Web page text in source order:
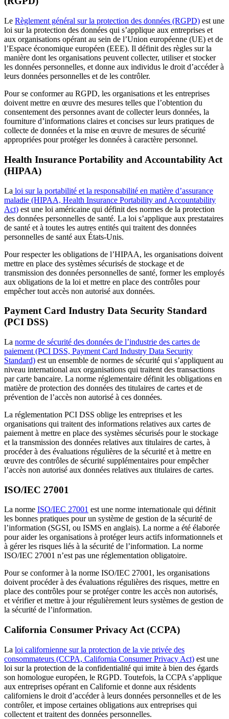
Le Règlement général sur la protection des données (RGPD) est une
loi sur la protection des données qui s’applique aux entreprises et
aux organisations opérant au sein de l’Union européenne (UE) et de
l’Espace économique européen (EEE). Il définit des règles sur la
manière dont les organisations peuvent collecter, utiliser et stocker
les données personnelles, et donne aux individus le droit d’accéder à
leurs données personnelles et de les contrôler.
Pour se conformer au RGPD, les organisations et les entreprises
doivent mettre en œuvre des mesures telles que l’obtention du
consentement des personnes avant de collecter leurs données, la
fourniture d’informations claires et concises sur leurs pratiques de
collecte de données et la mise en œuvre de mesures de sécurité
appropriées pour protéger les données à caractère personnel.
Health Insurance Portability and Accountability Act
(HIPAA)
La loi sur la portabilité et la responsabilité en matière d’assurance
maladie (HIPAA, Health Insurance Portability and Accountability
Act) est une loi américaine qui définit des normes de la protection
des données personnelles de santé. La loi s’applique aux prestataires
de santé et à toutes les autres entités qui traitent des données
personnelles de santé aux États-Unis.
Pour respecter les obligations de l’HIPAA, les organisations doivent
mettre en place des systèmes sécurisés de stockage et de
transmission des données personnelles de santé, former les employés
aux obligations de la loi et mettre en place des contrôles pour
empêcher tout accès non autorisé aux données.
Payment Card Industry Data Security Standard
(PCI DSS)
La norme de sécurité des données de l’industrie des cartes de
paiement (PCI DSS, Payment Card Industry Data Security
Standard) est un ensemble de normes de sécurité qui s’appliquent au
niveau international aux organisations qui traitent des transactions
par carte bancaire. La norme réglementaire définit les obligations en
matière de protection des données des titulaires de cartes et de
prévention de l’accès non autorisé à ces données.
La réglementation PCI DSS oblige les entreprises et les
organisations qui traitent des informations relatives aux cartes de
paiement à mettre en place des systèmes sécurisés pour le stockage
et la transmission des données relatives aux titulaires de cartes, à
procéder à des évaluations régulières de la sécurité et à mettre en
œuvre des contrôles de sécurité supplémentaires pour empêcher
l’accès non autorisé aux données relatives aux titulaires de cartes.
ISO/IEC 27001
La norme ISO/IEC 27001 est une norme internationale qui définit
les bonnes pratiques pour un système de gestion de la sécurité de
l’information (SGSI, ou ISMS en anglais). La norme a été élaborée
pour aider les organisations à protéger leurs actifs informationnels et
à gérer les risques liés à la sécurité de l’information. La norme
ISO/IEC 27001 n’est pas une réglementation obligatoire.
Pour se conformer à la norme ISO/IEC 27001, les organisations
doivent procéder à des évaluations régulières des risques, mettre en
place des contrôles pour se protéger contre les accès non autorisés,
et vérifier et mettre à jour régulièrement leurs systèmes de gestion de
la sécurité de l’information.
California Consumer Privacy Act (CCPA)
La loi californienne sur la protection de la vie privée des
consommateurs (CCPA, California Consumer Privacy Act) est une
loi sur la protection de la confidentialité qui imite à bien des égards
son homologue européen, le RGPD. Toutefois, la CCPA s’applique
aux entreprises opérant en Californie et donne aux résidents
californiens le droit d’accéder à leurs données personnelles et de les
contrôler, et impose certaines obligations aux entreprises qui
collectent et traitent des données personnelles.